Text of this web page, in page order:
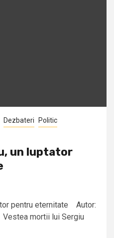
Dezbateri
Politic
un luptator
pentru eternitate Autor:
mortii lui Sergiu